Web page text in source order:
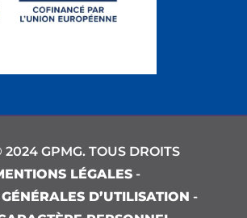
2024 GPMG. TOUS DROITS
LÉGALES -
D’UTILISATION -